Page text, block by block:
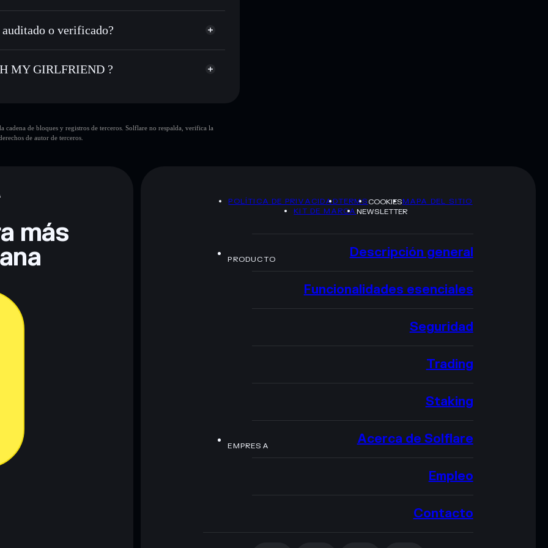
sin custodia donde tú controla tus claves privadas
WITH MY GIRLFRIEND
CHEATER
cartera
o verificado?
actualmente
MY GIRLFRIEND ?
cadena de bloques y registros de terceros. Solflare no respalda, verifica la
de autor de terceros.
más
POLÍTICA DE PRIVACIDADTERMSCOOKIESMAPA DEL SITIO
KIT DE MARCANEWSLETTER
PRODUCTO Descripción general
Funcionalidades esenciales
Seguridad
Trading
Staking
EMPRESA Acerca de Solflare
Empleo
Contacto